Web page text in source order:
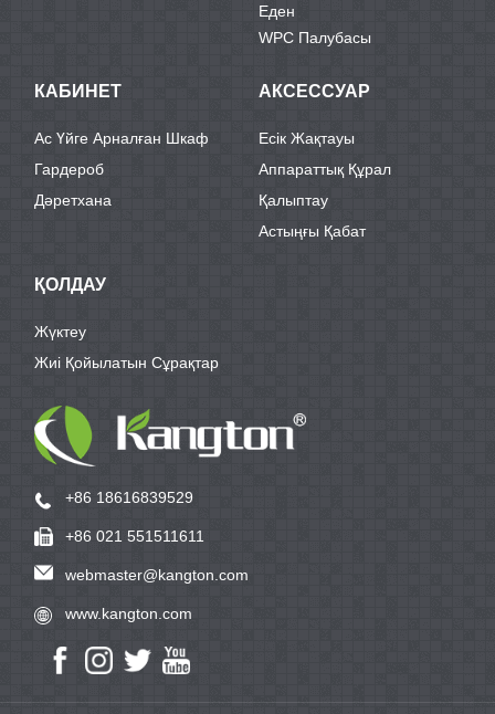
Еден
WPC Палубасы
КАБИНЕТ
Ас Үйге Арналған Шкаф
Гардероб
Дәретхана
АКСЕССУАР
Есік Жақтауы
Аппараттық Құрал
Қалыптау
Астыңғы Қабат
ҚОЛДАУ
Жүктеу
Жиі Қойылатын Сұрақтар
+86 18616839529
+86 021 551511611
webmaster@kangton.com
www.kangton.com